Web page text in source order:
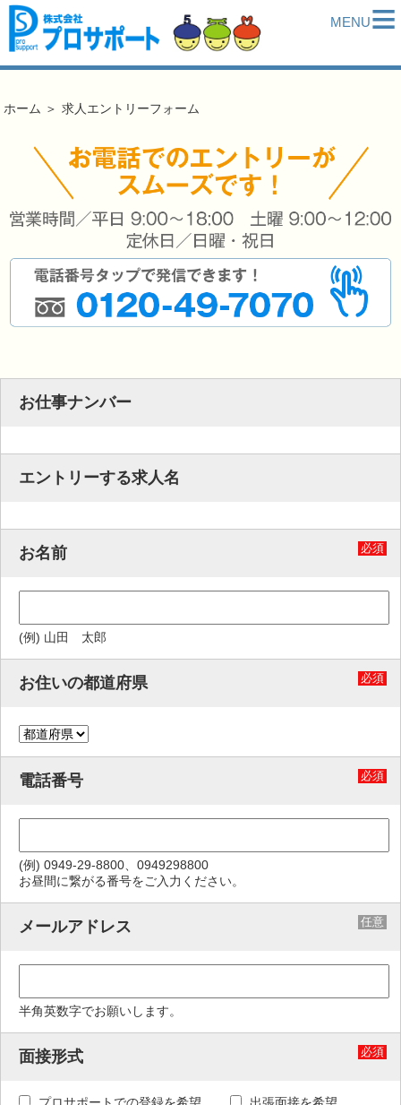
MENU≡
ホーム ＞ 求人エントリーフォーム
お仕事ナンバー
エントリーする求人名
お名前 必須
(例) 山田 太郎
お住いの都道府県 必須
電話番号 必須
(例) 0949-29-8800、0949298800
お昼間に繋がる番号をご入力ください。
メールアドレス 任意
半角英数字でお願いします。
面接形式 必須
プロサポートでの登録を希望 出張面接を希望